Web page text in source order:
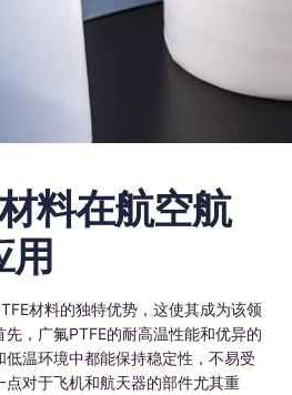
料在航空航
用
材料的独特优势，这使其成为该领
，广氟PTFE的耐高温性能和优异的
温环境中都能保持稳定性，不易受
对于飞机和航天器的部件尤其重